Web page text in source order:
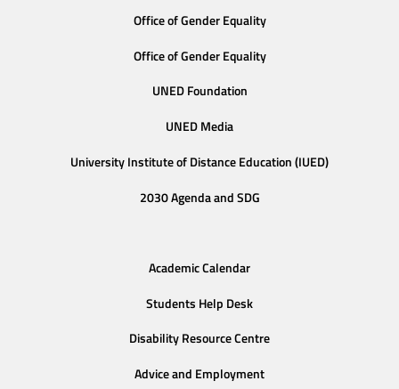
Office of Gender Equality
Office of Gender Equality
UNED Foundation
UNED Media
University Institute of Distance Education (IUED)
2030 Agenda and SDG
Academic Calendar
Students Help Desk
Disability Resource Centre
Advice and Employment